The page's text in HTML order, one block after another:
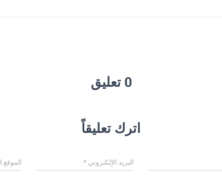
0 تعليق
اترك تعليقاً
البريد الإلكتروني* الموقع